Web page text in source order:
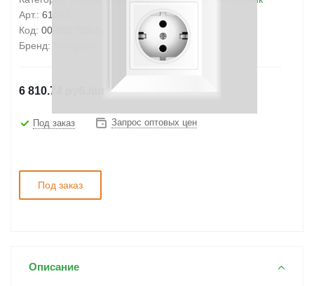
Арт.: 61292
Код: 00-00278055
Бренд:
6 810.74
Под заказ Запрос оптовых цен
Под заказ
Описание